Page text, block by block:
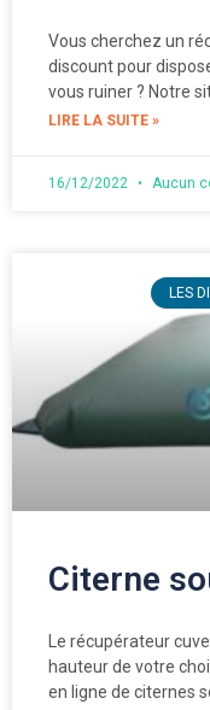
Vous cherchez un
discount pour
vous ruiner ? Notre
LIRE LA SUITE »
16/12/2022 Aucun
LES
Citerne
Le récupérateur
hauteur de votre
en ligne de citernes